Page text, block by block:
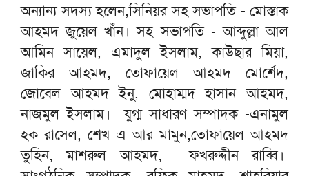
অন্যান্য সদস্য হলেন,সিনিয়র সহ সভাপতি - মোস্তাক
আহমদ জুয়েল খাঁন। সহ সভাপতি - আব্দুল্লা আল
আমিন সায়েল, এমাদুল ইসলাম, কাউছার মিয়া,
জাকির আহমদ, তোফায়েল আহমদ মোর্শেদ,
জোবেল আহমদ ইনু, মোহাম্মদ হাসান আহমদ,
নাজমুল ইসলাম। যুগ্ম সাধারণ সম্পাদক -এনামুল
হক রাসেল, শেখ এ আর মামুন,তোফায়েল আহমদ
তুহিন, মাশরুল আহমদ, ফখরুদ্দীন রাব্বি।